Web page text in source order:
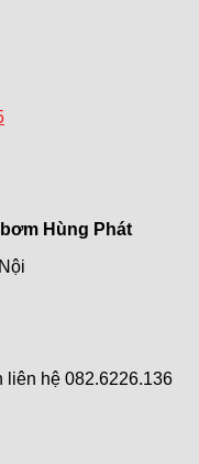
Hùng Phát
liên hệ 082.6226.136